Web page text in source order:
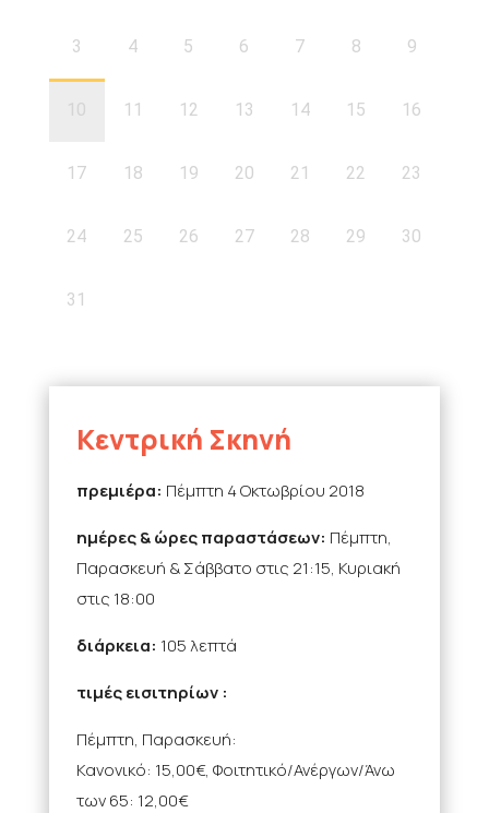
3 4 5 6 7 8 9
10 11 12 13 14 15 16
17 18 19 20 21 22 23
24 25 26 27 28 29 30
31
Κεντρική Σκηνή
πρεμιέρα: Πέμπτη 4 Οκτωβρίου 2018
ημέρες & ώρες παραστάσεων: Πέμπτη,
Παρασκευή & Σάββατο στις 21:15, Κυριακή
στις 18:00
διάρκεια: 105 λεπτά
τιμές εισιτηρίων :
Πέμπτη, Παρασκευή:
Κανονικό: 15,00€, Φοιτητικό/Ανέργων/Άνω
των 65: 12,00€